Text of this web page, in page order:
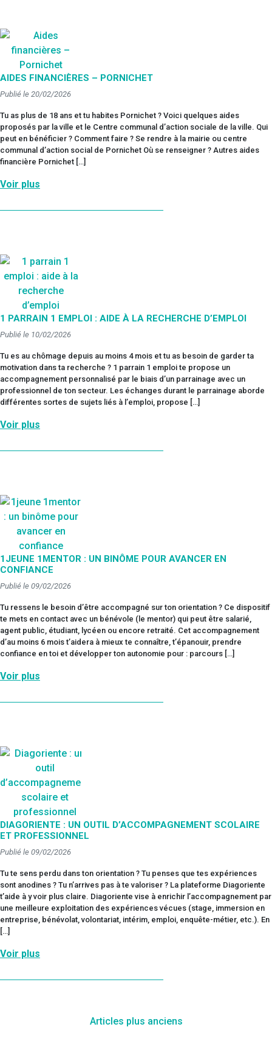
AIDES FINANCIÈRES – PORNICHET
Publié le 20/02/2026
Tu as plus de 18 ans et tu habites Pornichet ? Voici quelques aides
proposés par la ville et le Centre communal d’action sociale de la ville. Qui
peut en bénéficier ? Comment faire ? Se rendre à la mairie ou centre
communal d’action social de Pornichet Où se renseigner ? Autres aides
financière Pornichet […]
Voir plus
1 PARRAIN 1 EMPLOI : AIDE À LA RECHERCHE D’EMPLOI
Publié le 10/02/2026
Tu es au chômage depuis au moins 4 mois et tu as besoin de garder ta
motivation dans ta recherche ? 1 parrain 1 emploi te propose un
accompagnement personnalisé par le biais d’un parrainage avec un
professionnel de ton secteur. Les échanges durant le parrainage aborde
différentes sortes de sujets liés à l’emploi, propose […]
Voir plus
1JEUNE 1MENTOR : UN BINÔME POUR AVANCER EN
CONFIANCE
Publié le 09/02/2026
Tu ressens le besoin d’être accompagné sur ton orientation ? Ce dispositif
te mets en contact avec un bénévole (le mentor) qui peut être salarié,
agent public, étudiant, lycéen ou encore retraité. Cet accompagnement
d’au moins 6 mois t’aidera à mieux te connaître, t’épanouir, prendre
confiance en toi et développer ton autonomie pour : parcours […]
Voir plus
DIAGORIENTE : UN OUTIL D’ACCOMPAGNEMENT SCOLAIRE
ET PROFESSIONNEL
Publié le 09/02/2026
Tu te sens perdu dans ton orientation ? Tu penses que tes expériences
sont anodines ? Tu n’arrives pas à te valoriser ? La plateforme Diagoriente
t’aide à y voir plus claire. Diagoriente vise à enrichir l’accompagnement par
une meilleure exploitation des expériences vécues (stage, immersion en
entreprise, bénévolat, volontariat, intérim, emploi, enquête-métier, etc.). En
[…]
Voir plus
Articles plus anciens